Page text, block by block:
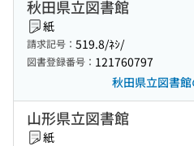
秋田県立図書館
紙
請求記号： 519.8/ﾈｼ/
図書登録番号： 121760797
秋田県立図書
山形県立図書館
紙